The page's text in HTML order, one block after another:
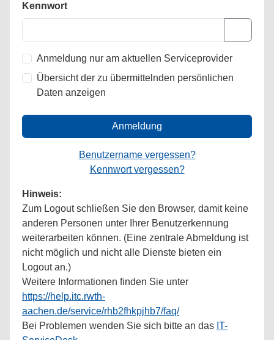
Kennwort
Anmeldung nur am aktuellen Serviceprovider
Übersicht der zu übermittelnden persönlichen
Daten anzeigen
Anmeldung
Benutzername vergessen?
Kennwort vergessen?
Hinweis:
Zum Logout schließen Sie den Browser, damit keine
anderen Personen unter Ihrer Benutzerkennung
weiterarbeiten können. (Eine zentrale Abmeldung ist
nicht möglich und nicht alle Dienste bieten ein
Logout an.)
Weitere Informationen finden Sie unter
https://help.itc.rwth-
aachen.de/service/rhb2fhkpjhb7/faq/
Bei Problemen wenden Sie sich bitte an das IT-